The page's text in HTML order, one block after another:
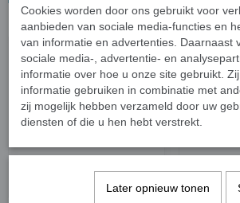
Cookies worden door ons gebruikt voor
aanbieden van sociale media-functies en
van informatie en advertenties. Daarnaast
sociale media-, advertentie- en
informatie over hoe u onze site gebruikt.
informatie gebruiken in combinatie met
zij mogelijk hebben verzameld door uw
diensten of die u hen hebt verstrekt.
Later opnieuw tonen